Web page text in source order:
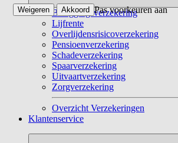
Beleggingsverzekering
Lijfrente
Overlijdensrisicoverzekering
Pensioenverzekering
Schadeverzekering
Spaarverzekering
Uitvaartverzekering
Zorgverzekering
Overzicht Verzekeringen
Klantenservice
Pas voorkeuren aan
Weigeren Akkoord